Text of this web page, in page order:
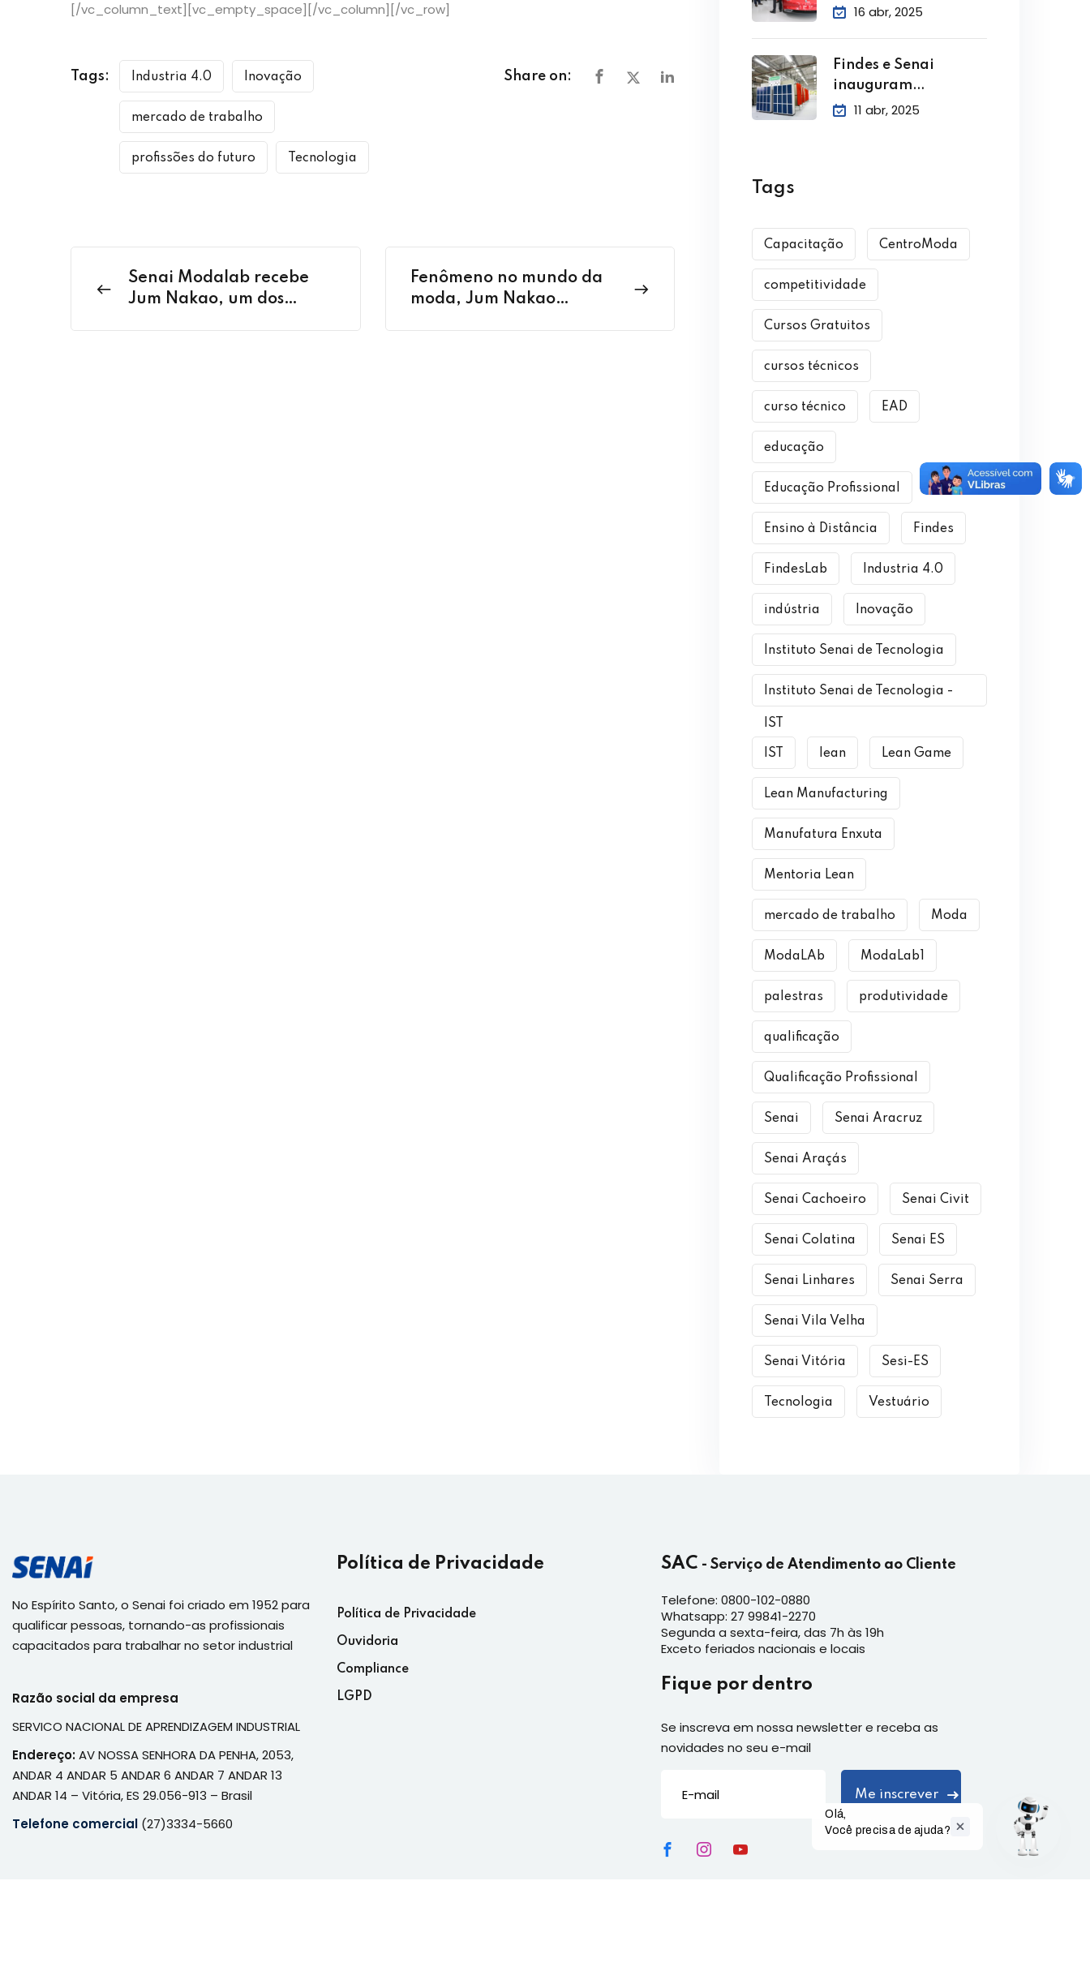
Olá,
Você precisa de ajuda?
[/vc_column_text][vc_empty_space][/vc_column][/vc_row]
Tags: Industria 4.0 Inovação
mercado de trabalho
profissões do futuro Tecnologia
Share on:
Senai Modalab recebe
Jum Nakao, um dos
Fenômeno no mundo da
moda, Jum Nakao
16 abr, 2025
Findes e Senai
inauguram
Laboratório de Solda
11 abr, 2025
Tags
Capacitação CentroModa
competitividade
Cursos Gratuitos
cursos técnicos
curso técnico EAD
educação
Educação Profissional
Ensino à Distância Findes
FindesLab Industria 4.0
indústria Inovação
Instituto Senai de Tecnologia
Instituto Senai de Tecnologia -
IST
IST lean Lean Game
Lean Manufacturing
Manufatura Enxuta
Mentoria Lean
mercado de trabalho Moda
ModaLAb ModaLab1
palestras produtividade
qualificação
Qualificação Profissional
Senai Senai Aracruz
Senai Araçás
Senai Cachoeiro Senai Civit
Senai Colatina Senai ES
Senai Linhares Senai Serra
Senai Vila Velha
Senai Vitória Sesi-ES
Tecnologia Vestuário
No Espírito Santo, o Senai foi criado em 1952 para
qualificar pessoas, tornando-as profissionais
capacitados para trabalhar no setor industrial
Razão social da empresa
SERVICO NACIONAL DE APRENDIZAGEM INDUSTRIAL
Endereço:AV NOSSA SENHORA DA PENHA, 2053,
ANDAR 4 ANDAR 5 ANDAR 6 ANDAR 7 ANDAR 13
ANDAR 14 – Vitória, ES 29.056-913 – Brasil
Telefone comercial (27)3334-5660
Política de Privacidade
Política de Privacidade
Ouvidoria
Compliance
LGPD
SAC - Serviço de Atendimento ao Cliente
Telefone: 0800-102-0880
Whatsapp: 27 99841-2270
Segunda a sexta-feira, das 7h às 19h
Exceto feriados nacionais e locais
Fique por dentro
Se inscreva em nossa newsletter e receba as
novidades no seu e-mail